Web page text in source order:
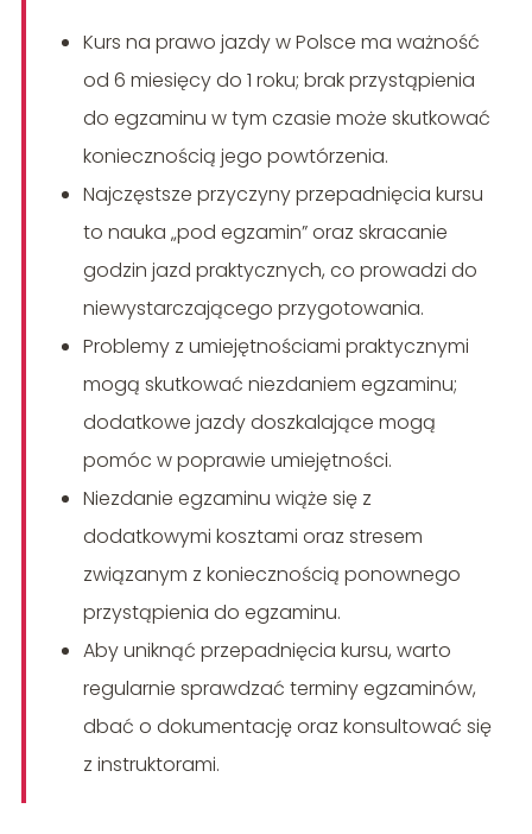
Kurs na prawo jazdy w Polsce ma ważność
od 6 miesięcy do 1 roku; brak przystąpienia
do egzaminu w tym czasie może skutkować
koniecznością jego powtórzenia.
Najczęstsze przyczyny przepadnięcia kursu
to nauka „pod egzamin” oraz skracanie
godzin jazd praktycznych, co prowadzi do
niewystarczającego przygotowania.
Problemy z umiejętnościami praktycznymi
mogą skutkować niezdaniem egzaminu;
dodatkowe jazdy doszkalające mogą
pomóc w poprawie umiejętności.
Niezdanie egzaminu wiąże się z
dodatkowymi kosztami oraz stresem
związanym z koniecznością ponownego
przystąpienia do egzaminu.
Aby uniknąć przepadnięcia kursu, warto
regularnie sprawdzać terminy egzaminów,
dbać o dokumentację oraz konsultować się
z instruktorami.